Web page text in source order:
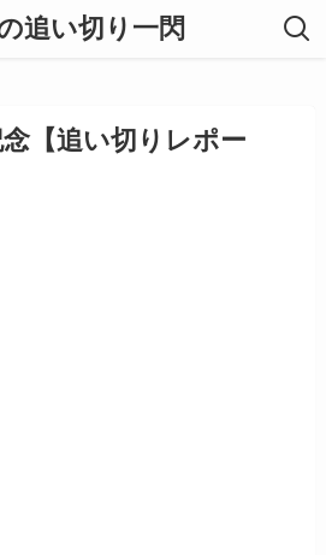
追い切り一閃
念【追い切りレポー